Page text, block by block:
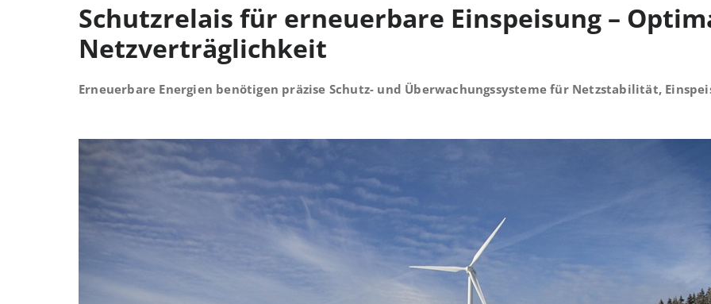
Schutzrelais für erneuerbare Einspeisung –
Netzverträglichkeit
Erneuerbare Energien benötigen präzise Schutz- und Überwachungssysteme für Netzstabilität,